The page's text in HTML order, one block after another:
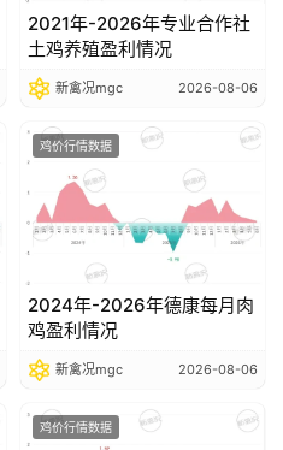
2021年-2026年专业合作社
土鸡养殖盈利情况
新禽况mgc 2026-08-06
鸡价行情数据
2024年-2026年德康每月肉
鸡盈利情况
新禽况mgc 2026-08-06
鸡价行情数据